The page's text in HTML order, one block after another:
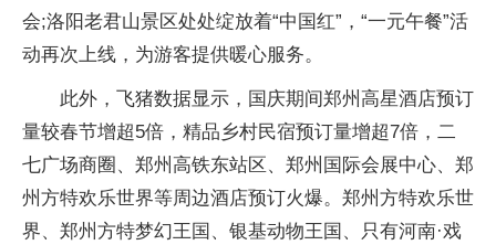
会;洛阳老君山景区处处绽放着“中国红”，“一元午餐”活
动再次上线，为游客提供暖心服务。
此外，飞猪数据显示，国庆期间郑州高星酒店预订
量较春节增超5倍，精品乡村民宿预订量增超7倍，二
七广场商圈、郑州高铁东站区、郑州国际会展中心、郑
州方特欢乐世界等周边酒店预订火爆。郑州方特欢乐世
界、郑州方特梦幻王国、银基动物王国、只有河南·戏